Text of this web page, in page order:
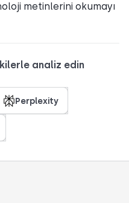
metinlerini okumayı
analiz edin
Perplexity